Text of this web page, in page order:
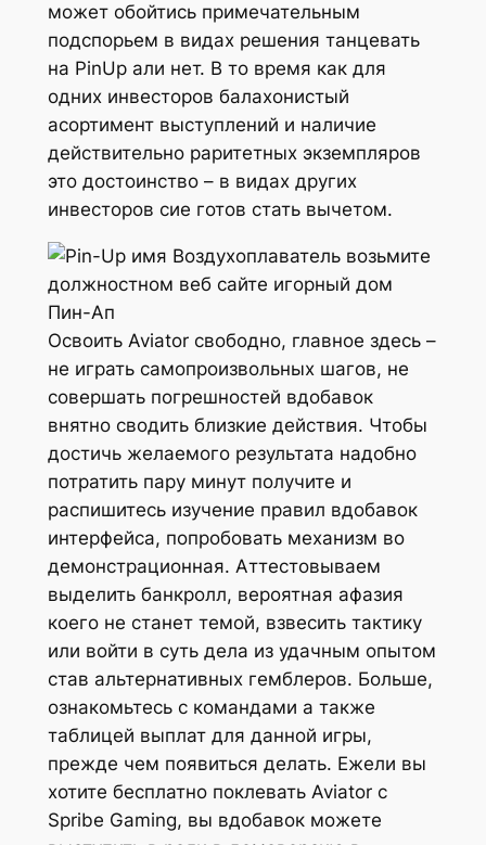
может обойтись примечательным
подспорьем в видах решения танцевать
на PinUp али нет. В то время как для
одних инвесторов балахонистый
асортимент выступлений и наличие
действительно раритетных экземпляров
это достоинство – в видах других
инвесторов сие готов стать вычетом.
Освоить Aviator свободно, главное здесь –
не играть самопроизвольных шагов, не
совершать погрешностей вдобавок
внятно сводить близкие действия. Чтобы
достичь желаемого результата надобно
потратить пару минут получите и
распишитесь изучение правил вдобавок
интерфейса, попробовать механизм во
демонстрационная. Аттестовываем
выделить банкролл, вероятная афазия
коего не станет темой, взвесить тактику
или войти в суть дела из удачным опытом
став альтернативных гемблеров. Больше,
ознакомьтесь с командами а также
таблицей выплат для данной игры,
прежде чем появиться делать. Ежели вы
хотите бесплатно поклевать Aviator с
Spribe Gaming, вы вдобавок можете